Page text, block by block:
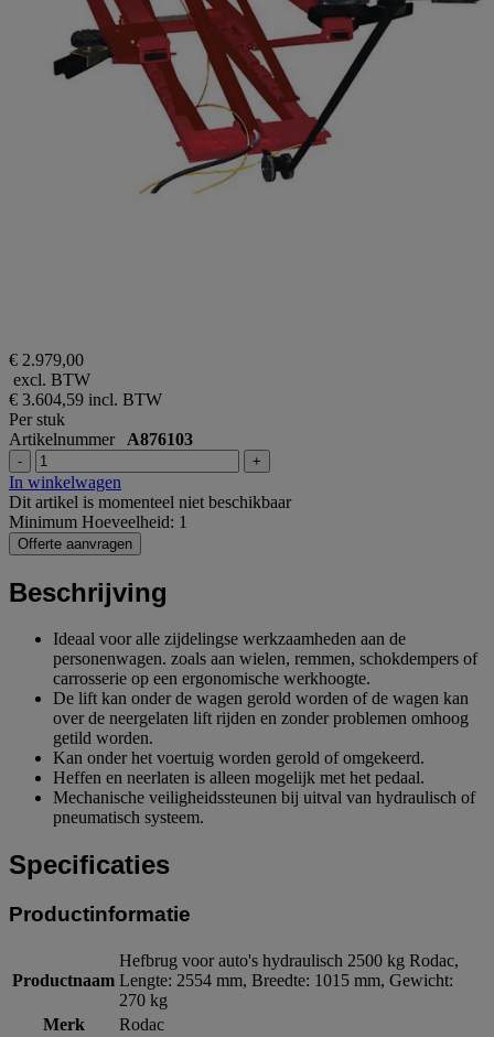
€ 2.979,00
excl. BTW
€ 3.604,59 incl. BTW
Per stuk
Artikelnummer A876103
- +
In winkelwagen
Dit artikel is momenteel niet beschikbaar
Minimum Hoeveelheid: 1
Offerte aanvragen
Beschrijving
Ideaal voor alle zijdelingse werkzaamheden aan de
personenwagen. zoals aan wielen, remmen, schokdempers of
carrosserie op een ergonomische werkhoogte.
De lift kan onder de wagen gerold worden of de wagen kan
over de neergelaten lift rijden en zonder problemen omhoog
getild worden.
Kan onder het voertuig worden gerold of omgekeerd.
Heffen en neerlaten is alleen mogelijk met het pedaal.
Mechanische veiligheidssteunen bij uitval van hydraulisch of
pneumatisch systeem.
Specificaties
Productinformatie
Productnaam
Hefbrug voor auto's hydraulisch 2500 kg Rodac,
Lengte: 2554 mm, Breedte: 1015 mm, Gewicht:
270 kg
Merk
Rodac